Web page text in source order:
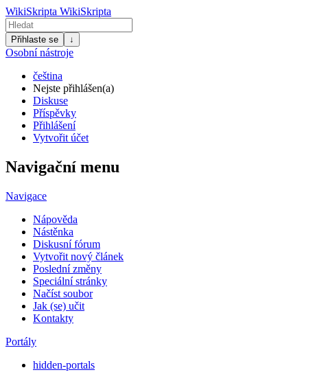
WikiSkripta WikiSkripta
Přihlaste se ↓
Osobní nástroje
čeština
Nejste přihlášen(a)
Diskuse
Příspěvky
Přihlášení
Vytvořit účet
Navigační menu
Navigace
Nápověda
Nástěnka
Diskusní fórum
Vytvořit nový článek
Poslední změny
Speciální stránky
Načíst soubor
Jak (se) učit
Kontakty
Portály
hidden-portals